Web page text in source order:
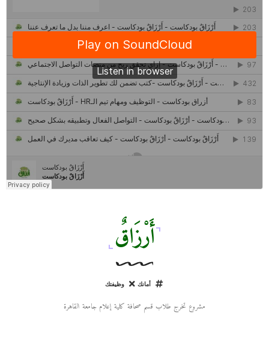
حصاد 2022 لمشروع "رواد 2030″
كل ما تريد معرفته عن مشروع "رواد 2030″
مركز جروان للثقافة والفنون | نموذج المركز القروي الريادي في الثقافة
أَرْزَاقٌ
أمانك وظيفتك
مشروع تخرج طلاب قسم صحافة كلية إعلام جامعة القاهرة